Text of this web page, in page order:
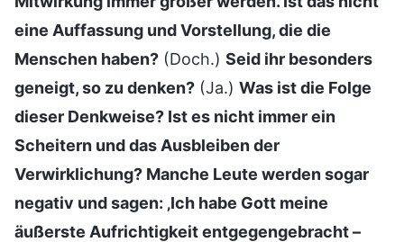
eine Auffassung und Vorstellung, die die
Menschen haben? (Doch.) Seid ihr besonders
geneigt, so zu denken? (Ja.) Was ist die Folge
dieser Denkweise? Ist es nicht immer ein
Scheitern und das Ausbleiben der
Verwirklichung? Manche Leute werden sogar
negativ und sagen: ‚Ich habe Gott meine
äußerste Aufrichtigkeit entgegengebracht –